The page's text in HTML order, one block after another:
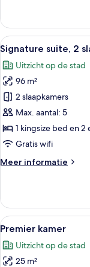
suite
Alle
foto's
voor
Signature
suite,
2
slaapkamers,
balkon
7
Signature suite, 2
Uitzicht op de stad
96 m²
2 slaapkamers
Max. aantal: 5
1 kingsize bed en
Gratis wifi
Meer informatie
Meer
suite,
slaapkamers,
Alle
foto's
voor
Premier
6
Premier kamer
Uitzicht op de stad
25 m²